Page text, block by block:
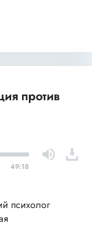
против
49:18
психолог